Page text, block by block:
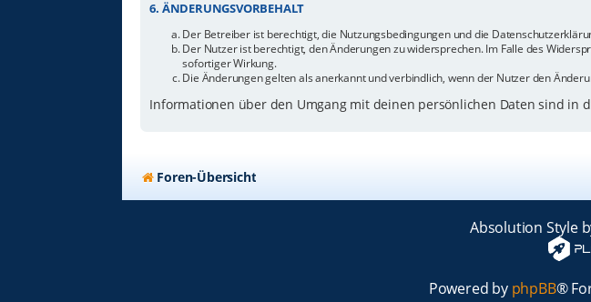
6. ÄNDERUNGSVORBEHALT
Der Betreiber ist berechtigt, die Nutzungsbedingungen und die
Der Nutzer ist berechtigt, den Änderungen zu widersprechen. Im Falle des
sofortiger Wirkung.
Die Änderungen gelten als anerkannt und verbindlich, wenn der Nutzer den
Informationen über den Umgang mit deinen persönlichen Daten sind in
Foren-Übersicht
Absolution Style
Powered by phpBB®